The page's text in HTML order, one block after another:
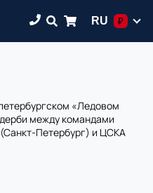
RU ₽
«Ледовом
между командами
Петербург) и ЦСКА